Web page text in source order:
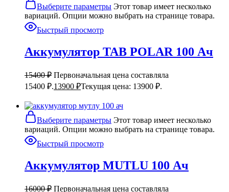
Выберите параметры Этот товар имеет несколько
вариаций. Опции можно выбрать на странице товара.
Быстрый просмотр
Аккумулятор TAB POLAR 100 Ач
15400₽ Первоначальная цена составляла
15400 ₽.13900 ₽Текущая цена: 13900 ₽.
Выберите параметры Этот товар имеет несколько
вариаций. Опции можно выбрать на странице товара.
Быстрый просмотр
Аккумулятор MUTLU 100 Ач
16000₽ Первоначальная цена составляла